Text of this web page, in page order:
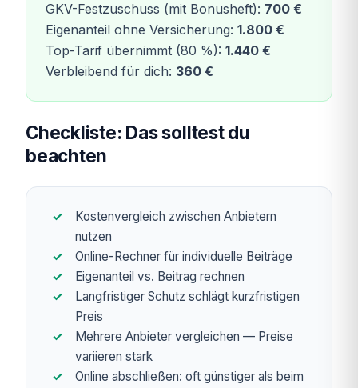
GKV-Festzuschuss (mit Bonusheft): 700 €
Eigenanteil ohne Versicherung: 1.800 €
Top-Tarif übernimmt (80 %): 1.440 €
Verbleibend für dich: 360 €
Checkliste: Das solltest du
beachten
Kostenvergleich zwischen Anbietern
nutzen
Online-Rechner für individuelle Beiträge
Eigenanteil vs. Beitrag rechnen
Langfristiger Schutz schlägt kurzfristigen
Preis
Mehrere Anbieter vergleichen — Preise
variieren stark
Online abschließen: oft günstiger als beim